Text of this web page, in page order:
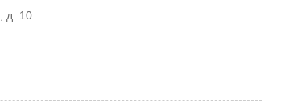
д. 10